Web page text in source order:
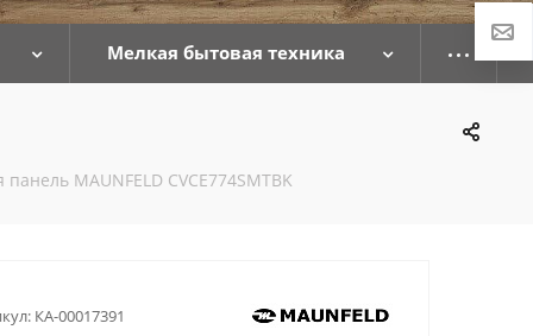
Мелкая бытовая техника
MAUNFELD CVCE774SMTBK
КА-00017391